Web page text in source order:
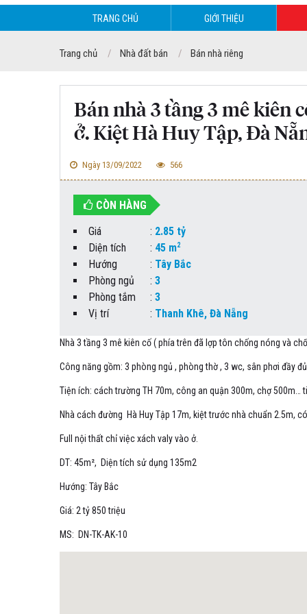
TRANG CHỦ GIỚI THIỆU
Trang chủ Nhà đất bán Bán nhà riêng
Bán nhà 3 tầng 3 mê kiên
ở. Kiệt Hà Huy Tập, Đà
Ngày 13/09/2022 566
CÒN HÀNG
Giá
: 2.85 tỷ
Diện tích
: 45 m2
Hướng : Tây Bắc
Phòng ngủ
: 3
Phòng tắm
: 3
Vị trí
: Thanh Khê, Đà Nẵng
Nhà 3 tầng 3 mê kiên cố ( phía trên đã lợp tôn chống nóng và
Công năng gồm: 3 phòng ngủ , phòng thờ , 3 wc, sân phơi đầy
Tiện ích: cách trường TH 70m, công an quận 300m, chợ 500m…
Nhà cách đường Hà Huy Tập 17m, kiệt trước nhà chuẩn 2.5m,
Full nội thất chỉ việc xách valy vào ở.
DT: 45m², Diện tích sử dụng 135m2
Hướng: Tây Bắc
Giá: 2 tỷ 850 triệu
MS: DN-TK-AK-10